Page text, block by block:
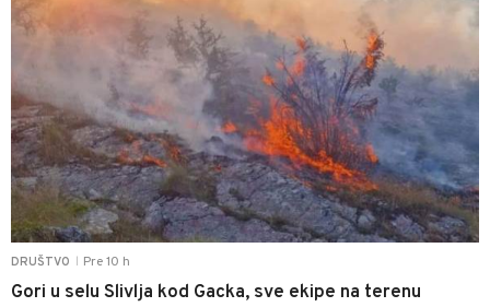
DRUŠTVO Pre 10 h
Gori u selu Slivlja kod Gacka, sve ekipe na terenu